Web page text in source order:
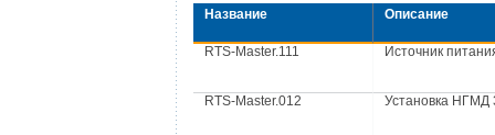
Название Описание
RTS-Master.111 Источник
RTS-Master.012 Установка НГМД